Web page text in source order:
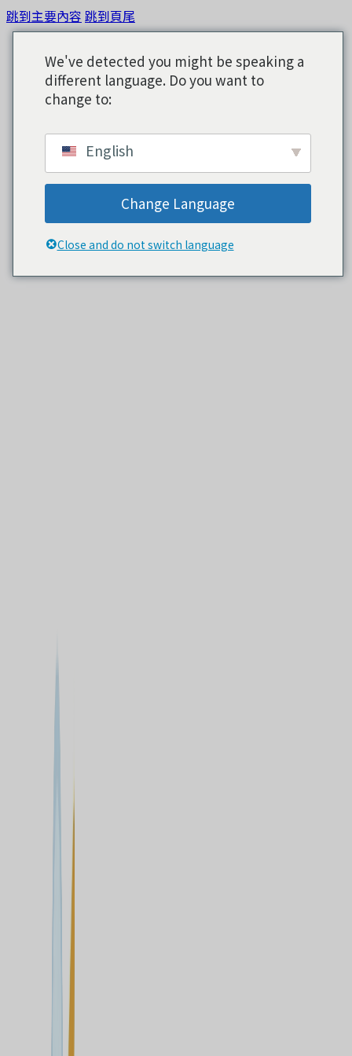
跳到主要內容 跳到頁尾
We've detected you might be speaking a
different language. Do you want to
change to:
English
Change Language
Close and do not switch language